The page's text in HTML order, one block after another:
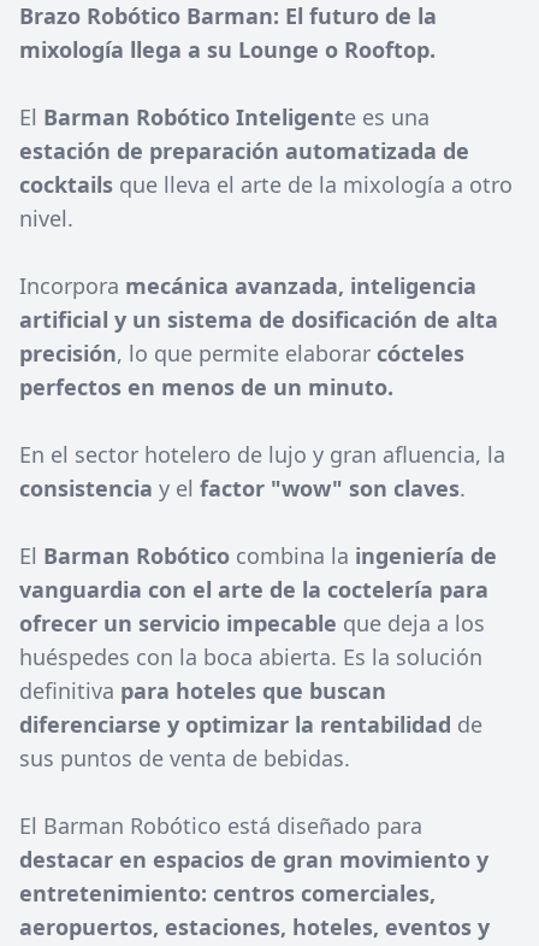
Brazo Robótico Barman: El futuro de la
mixología llega a su Lounge o Rooftop.
El Barman Robótico Inteligente es una
estación de preparación automatizada de
cocktails que lleva el arte de la mixología a otro
nivel.
Incorpora mecánica avanzada, inteligencia
artificial y un sistema de dosificación de alta
precisión, lo que permite elaborar cócteles
perfectos en menos de un minuto.
En el sector hotelero de lujo y gran afluencia, la
consistencia y el factor "wow" son claves.
El Barman Robótico combina la ingeniería de
vanguardia con el arte de la coctelería para
ofrecer un servicio impecable que deja a los
huéspedes con la boca abierta. Es la solución
definitiva para hoteles que buscan
diferenciarse y optimizar la rentabilidad de
sus puntos de venta de bebidas.
El Barman Robótico está diseñado para
destacar en espacios de gran movimiento y
entretenimiento: centros comerciales,
aeropuertos, estaciones, hoteles, eventos y